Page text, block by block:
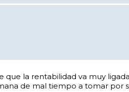
la rentabilidad va muy
de mal tiempo a tomar por